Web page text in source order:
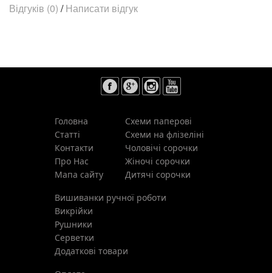
Відгуків (0) /Написати відгук
Головна
Статті
Контакти
Про Нас
Мапа сайту
Схеми паперові
Схеми на флізеліні
Чоловічі сорочки
Жіночі сорочки
Дитячі сорочки
Вишиванки ручної роботи
Викрійки
Рушники
Cерветки
Додаткові товари